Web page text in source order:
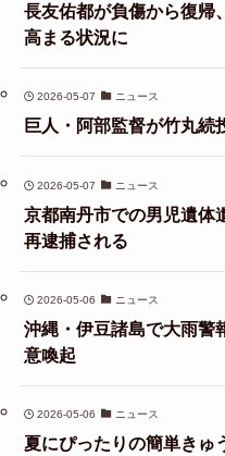
長友佑都が負傷から復帰
高まる状況に
2026-05-07 ニュース
巨人・阿部監督が竹丸続
2026-05-07 ニュース
京都南丹市での男児遺体
再逮捕される
2026-05-06 ニュース
沖縄・伊豆諸島で大雨警
意喚起
2026-05-06 ニュース
夏にぴったりの簡単きゅ